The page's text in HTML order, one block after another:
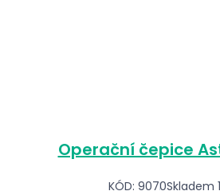
Operační čepice
KÓD: 9070Skladem